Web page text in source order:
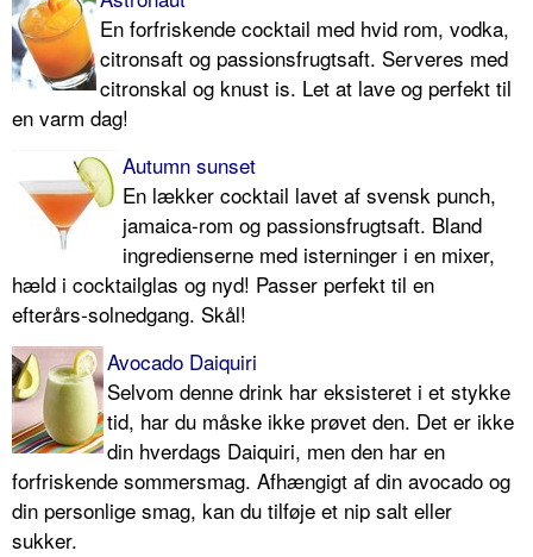
En forfriskende cocktail med hvid rom, vodka,
citronsaft og passionsfrugtsaft. Serveres med
citronskal og knust is. Let at lave og perfekt til
en varm dag!
Autumn sunset
En lækker cocktail lavet af svensk punch,
jamaica-rom og passionsfrugtsaft. Bland
ingredienserne med isterninger i en mixer,
hæld i cocktailglas og nyd! Passer perfekt til en
efterårs-solnedgang. Skål!
Avocado Daiquiri
Selvom denne drink har eksisteret i et stykke
tid, har du måske ikke prøvet den. Det er ikke
din hverdags Daiquiri, men den har en
forfriskende sommersmag. Afhængigt af din avocado og
din personlige smag, kan du tilføje et nip salt eller
sukker.